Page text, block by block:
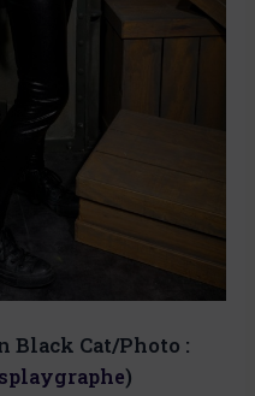
Black Cat/Photo :
)